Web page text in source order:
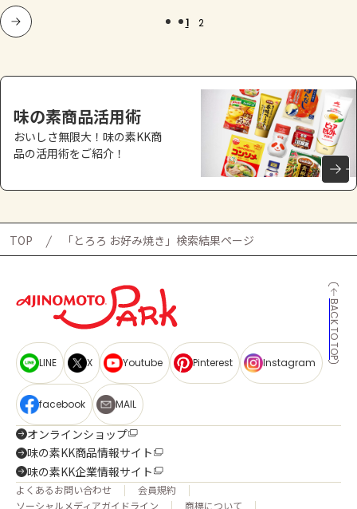
1 2
味の素商品活用術
おいしさ無限大！味の素KK商
品の活用術をご紹介！
TOP 「とろろ お好み焼き」検索結果ページ
BACK TO TOP
LINE X Youtube Pinterest Instagram
facebook MAIL
オンラインショップ
味の素KK商品情報サイト
味の素KK企業情報サイト
よくあるお問い合わせ
会員規約
ソーシャルメディアガイドライン
商標について